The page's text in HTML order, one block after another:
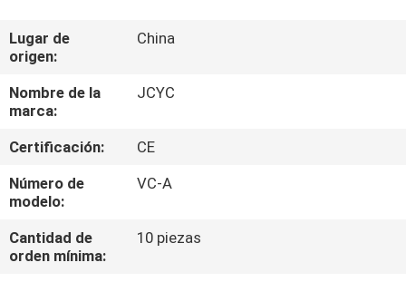
NOSOTROS
VIAJE
DE
LA
FÁBRICA
CONTROL
Lugar de
origen:
China
Nombre de la
marca:
JCYC
Certificación:
CE
Número de
modelo:
VC-A
Cantidad de
orden mínima:
10 piezas